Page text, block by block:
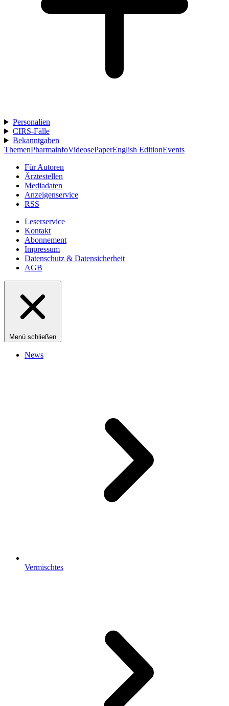
Personalien
CIRS-Fälle
Bekanntgaben
ThemenPharmainfoVideosePaperEnglish EditionEvents
Für Autoren
Ärztestellen
Mediadaten
Anzeigenservice
RSS
Leserservice
Kontakt
Abonnement
Impressum
Datenschutz & Datensicherheit
AGB
Menü schließen
News
Vermischtes